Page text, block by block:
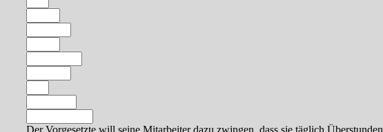
Der Vorgesetzte will seine Mitarbeiter dazu zwingen, dass sie täglich Überstunden